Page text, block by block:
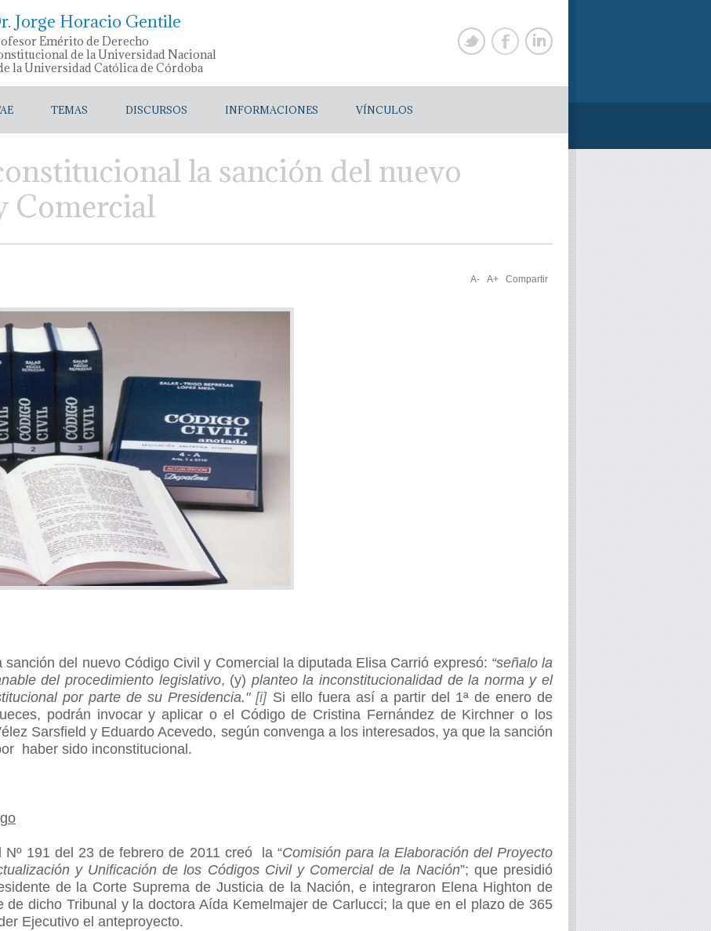
Jorge Horacio Gentile
Emérito de Derecho
de la Universidad Nacional
la Universidad Católica de Córdoba
TEMAS DISCURSOS INFORMACIONES VÍNCULOS
la sanción del nuevo
Comercial
A- A+ Compartir
sanción del nuevo Código Civil y Comercial la diputada Elisa Carrió expresó: “señalo la
del procedimiento legislativo, (y) planteo la inconstitucionalidad de la norma y el
por parte de su Presidencia."[i] Si ello fuera así a partir del 1ª de enero de
podrán invocar y aplicar o el Código de Cristina Fernández de Kirchner o los
Sarsfield y Eduardo Acevedo, según convenga a los interesados, ya que la sanción
haber sido inconstitucional.
Nº 191 del 23 de febrero de 2011 creó la “Comisión para la Elaboración del Proyecto
y Unificación de los Códigos Civil y Comercial de la Nación”; que presidió
de la Corte Suprema de Justicia de la Nación, e integraron Elena Highton de
de dicho Tribunal y la doctora Aída Kemelmajer de Carlucci; la que en el plazo de 365
Ejecutivo el anteproyecto.